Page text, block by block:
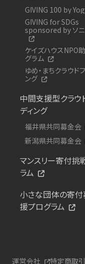
GIVING 100 by
GIVING for SDGs
sponsored by ソ
ケイズハウスNPO
グラム
ゆめ・まちクラウド
ング
中間支援型クラウ
ディング
福井県共同募金会
新潟県共同募金会
マンスリー寄付挑
ラム
小さな団体の寄
援プログラム
運営会社 特定商取